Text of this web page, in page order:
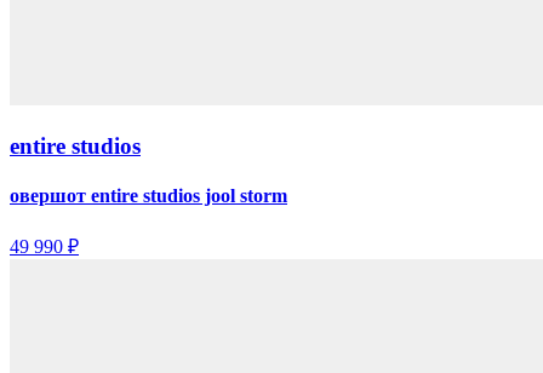
entire studios
овершот entire studios jool storm
49 990 ₽